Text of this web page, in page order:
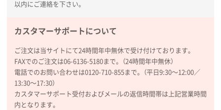
山口県P社様
③1枚
希望の商品の取り扱いがあったので
大阪府のお客様
厚手コットンマチ付トートL ナチュラル(A4対応)
200枚
以内にご連絡を下さい。
カスタマーサポートについて
ご注文は当サイトにて24時間年中無休で受け付けております。
FAXでのご注文は06-6136-5180まで。（24時間年中無休）
電話でのお問い合わせは0120-710-855まで。（平日9:30〜12:00／
13:30〜17:30）
カスタマーサポート受付およびメールの返信時間帯は上記営業時間
内となります。